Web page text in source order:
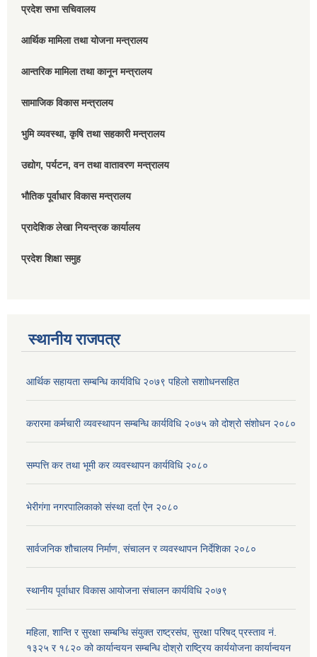
प्रदेश सभा सचिवालय
आर्थिक मामिला तथा योजना मन्त्रालय
आन्तरिक मामिला तथा कानून मन्त्रालय
सामाजिक विकास मन्त्रालय
भुमि व्यवस्था, कृषि तथा सहकारी मन्त्रालय
उद्योग, पर्यटन, वन तथा वातावरण मन्त्रालय
भौतिक पूर्वाधार विकास मन्त्रालय
प्रादेशिक लेखा नियन्त्रक कार्यालय
प्रदेश शिक्षा समुह
स्थानीय राजपत्र
आर्थिक सहायता सम्बन्धि कार्यविधि २०७९ पहिलो स‌शाोधनसहित
करारमा कर्मचारी व्यवस्थापन सम्बन्धि कार्यविधि २०७५ को दोश्रो संशोधन २०८०
सम्पत्ति कर तथा भूमी कर व्यवस्थापन कार्यविधि २०८०
भेरीगंगा नगरपालिकाको संस्था दर्ता ऐन २०८०
सार्वजनिक शौचालय निर्माण, संचालन र व्यवस्थापन निर्देशिका २०८०
स्थानीय पूर्वाधार विकास आयोजना संचालन कार्यविधि २०७९
महिला, शान्ति र सुरक्षा सम्बन्धि संयुक्त राष्ट्रसंघ, सुरक्षा परिषद् प्रस्ताव नं.
१३२५ र १८२० को कार्यान्वयन सम्बन्धि दोश्रो राष्ट्रिय कार्ययोजना कार्यान्वयन